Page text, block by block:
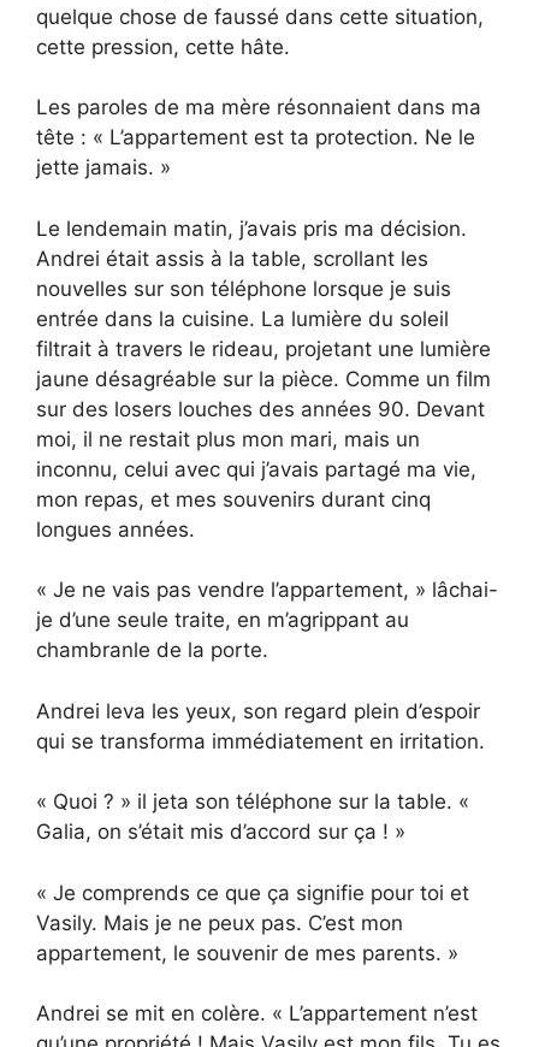
quelque chose de faussé dans cette situation,
cette pression, cette hâte.
Les paroles de ma mère résonnaient dans ma
tête : « L’appartement est ta protection. Ne le
jette jamais. »
Le lendemain matin, j’avais pris ma décision.
Andrei était assis à la table, scrollant les
nouvelles sur son téléphone lorsque je suis
entrée dans la cuisine. La lumière du soleil
filtrait à travers le rideau, projetant une lumière
jaune désagréable sur la pièce. Comme un film
sur des losers louches des années 90. Devant
moi, il ne restait plus mon mari, mais un
inconnu, celui avec qui j’avais partagé ma vie,
mon repas, et mes souvenirs durant cinq
longues années.
« Je ne vais pas vendre l’appartement, » lâchai-
je d’une seule traite, en m’agrippant au
chambranle de la porte.
Andrei leva les yeux, son regard plein d’espoir
qui se transforma immédiatement en irritation.
« Quoi ? » il jeta son téléphone sur la table. «
Galia, on s’était mis d’accord sur ça ! »
« Je comprends ce que ça signifie pour toi et
Vasily. Mais je ne peux pas. C’est mon
appartement, le souvenir de mes parents. »
Andrei se mit en colère. « L’appartement n’est